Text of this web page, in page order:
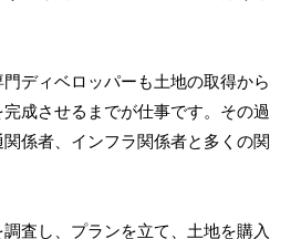
ディベロッパーも土地の取得から
成させるまでが仕事です。その過
係者、インフラ関係者と多くの関
査し、プランを立て、土地を購入